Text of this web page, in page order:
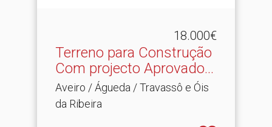
18.000€
Terreno para Construção
Com projecto Aprovado.​..
Aveiro / Águeda / Travassô e Óis
da Ribeira